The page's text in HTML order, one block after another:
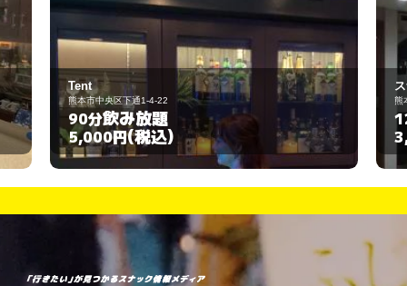
スナック彩
熊本市中央区出水1丁目3-23
120分 飲み放題
3,000円(税込)